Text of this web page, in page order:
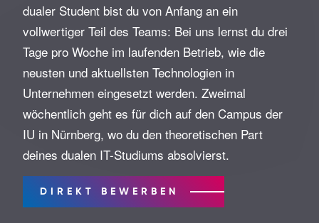
dualer Student bist du von Anfang an ein
vollwertiger Teil des Teams: Bei uns lernst du drei
Tage pro Woche im laufenden Betrieb, wie die
neusten und aktuellsten Technologien in
Unternehmen eingesetzt werden. Zweimal
wöchentlich geht es für dich auf den Campus der
IU in Nürnberg, wo du den theoretischen Part
deines dualen IT-Studiums absolvierst.
DIREKT BEWERBEN